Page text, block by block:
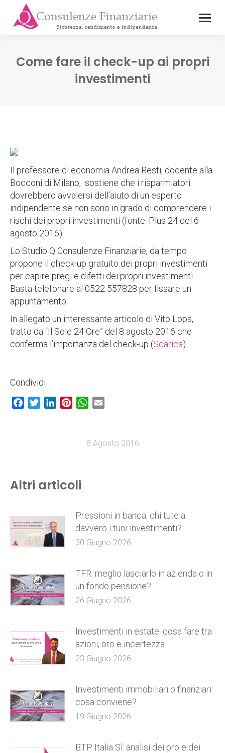
Come fare il check-up ai propri
investimenti
Il professore di economia Andrea Resti, docente alla
Bocconi di Milano, sostiene che i risparmiatori
dovrebbero avvalersi dell’aiuto di un esperto
indipendente se non sono in grado di comprendere i
rischi dei propri investimenti (fonte: Plus 24 del 6
agosto 2016).
Lo Studio Q Consulenze Finanziarie, da tempo
propone il check-up gratuito dei propri investimenti
per capire pregi e difetti dei propri investimenti.
Basta telefonare al 0522 557828 per fissare un
appuntamento.
In allegato un interessante articolo di Vito Lops,
tratto da “Il Sole 24 Ore” del 8 agosto 2016 che
conferma l’importanza del check-up (Scarica).
Condividi
Facebook
TwitterLinkedInPinterestWhatsApp
8 Agosto 2016
Altri articoli
Pressioni in banca: chi tutela
davvero i tuoi investimenti?
30 Giugno 2026
TFR: meglio lasciarlo in azienda o in
un fondo pensione?
26 Giugno 2026
Investimenti in estate: cosa fare tra
azioni, oro e incertezza
23 Giugno 2026
Investimenti immobiliari o finanziari:
cosa conviene?
19 Giugno 2026
BTP Italia Sì: analisi dei pro e dei